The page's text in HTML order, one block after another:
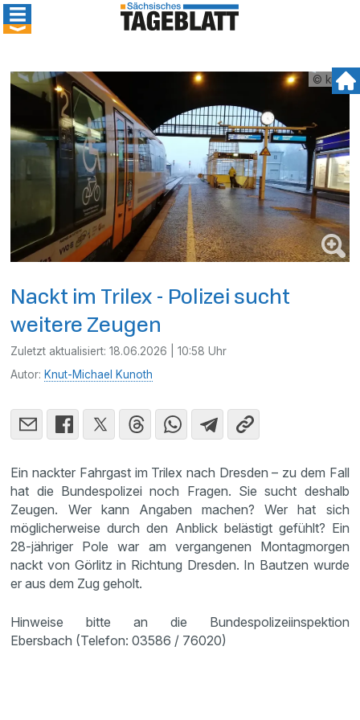
© kmk
Nackt im Trilex - Polizei sucht
weitere Zeugen
Zuletzt aktualisiert:18.06.2026 | 10:58 Uhr
Autor: Knut-Michael Kunoth
Ein nackter Fahrgast im Trilex nach Dresden – zu dem Fall
hat die Bundespolizei noch Fragen. Sie sucht deshalb
Zeugen. Wer kann Angaben machen? Wer hat sich
möglicherweise durch den Anblick belästigt gefühlt? Ein
28-jähriger Pole war am vergangenen Montagmorgen
nackt von Görlitz in Richtung Dresden. In Bautzen wurde
er aus dem Zug geholt.
Hinweise bitte an die Bundespolizeiinspektion
Ebersbach (Telefon: 03586 / 76020)